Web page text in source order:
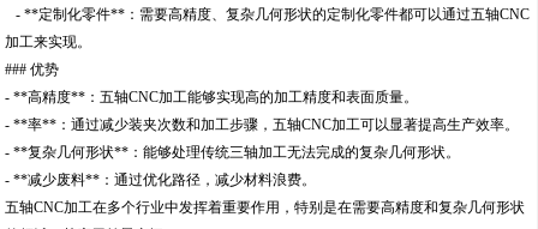
- **定制化零件**：需要高精度、复杂几何形状的定制化零件都可以通过五轴CNC
加工来实现。
### 优势
- **高精度**：五轴CNC加工能够实现高的加工精度和表面质量。
- **率**：通过减少装夹次数和加工步骤，五轴CNC加工可以显著提高生产效率。
- **复杂几何形状**：能够处理传统三轴加工无法完成的复杂几何形状。
- **减少废料**：通过优化路径，减少材料浪费。
五轴CNC加工在多个行业中发挥着重要作用，特别是在需要高精度和复杂几何形状